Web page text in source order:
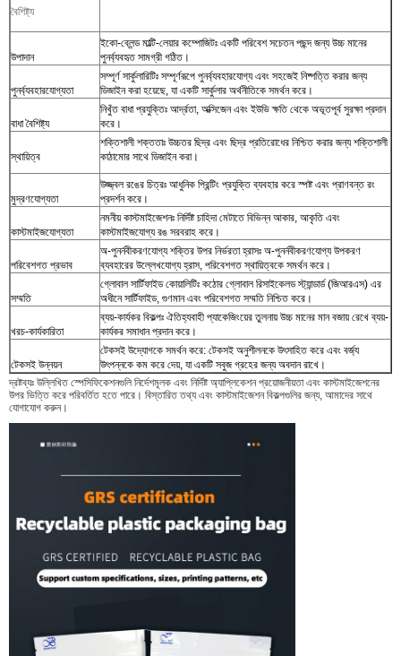
বৈশিষ্ট্য
উপাদান
ইকো-ব্লেন্ড মাল্টি-লেয়ার কম্পোজিটঃ একটি পরিবেশ সচেতন পছন্দ জন্য উচ্চ মানের
পুনর্ব্যবহৃত সামগ্রী গঠিত।
পুনর্ব্যবহারযোগ্যতা
সম্পূর্ণ সার্কুলারিটিঃ সম্পূর্ণরূপে পুনর্ব্যবহারযোগ্য এবং সহজেই নিষ্পত্তি করার জন্য
ডিজাইন করা হয়েছে, যা একটি সার্কুলার অর্থনীতিকে সমর্থন করে।
বাধা বৈশিষ্ট্য
নিখুঁত বাধা প্রযুক্তিঃ আর্দ্রতা, অক্সিজেন এবং ইউভি ক্ষতি থেকে অভূতপূর্ব সুরক্ষা প্রদান
করে।
স্থায়িত্ব
শক্তিশালী শক্ততাঃ উচ্চতর ছিদ্র এবং ছিদ্র প্রতিরোধের নিশ্চিত করার জন্য শক্তিশালী
কাঠামোর সাথে ডিজাইন করা।
মুদ্রণযোগ্যতা
উজ্জ্বল রঙের চিত্রঃ আধুনিক প্রিন্টিং প্রযুক্তি ব্যবহার করে স্পষ্ট এবং প্রাণবন্ত রং
প্রদর্শন করে।
কাস্টমাইজযোগ্যতা
নমনীয় কাস্টমাইজেশনঃ নির্দিষ্ট চাহিদা মেটাতে বিভিন্ন আকার, আকৃতি এবং
কাস্টমাইজযোগ্য রঙ সরবরাহ করে।
পরিবেশগত প্রভাব
অ-পুনর্নবীকরণযোগ্য শক্তির উপর নির্ভরতা হ্রাসঃ অ-পুনর্নবীকরণযোগ্য উপকরণ
ব্যবহারের উল্লেখযোগ্য হ্রাস, পরিবেশগত স্থায়িত্বকে সমর্থন করে।
সম্মতি
গ্লোবাল সার্টিফাইড কোয়ালিটিঃ কঠোর গ্লোবাল রিসাইকেলড স্ট্যান্ডার্ড (জিআরএস) এর
অধীনে সার্টিফাইড, গুণমান এবং পরিবেশগত সম্মতি নিশ্চিত করে।
খরচ-কার্যকারিতা
ব্যয়-কার্যকর বিকল্পঃ ঐতিহ্যবাহী প্যাকেজিংয়ের তুলনায় উচ্চ মানের মান বজায় রেখে ব্যয়-
কার্যকর সমাধান প্রদান করে।
টেকসই উন্নয়ন
টেকসই উদ্যোগকে সমর্থন করে: টেকসই অনুশীলনকে উৎসাহিত করে এবং বর্জ্য
উৎপন্নকে কম করে দেয়, যা একটি সবুজ গ্রহের জন্য অবদান রাখে।
দ্রষ্টব্যঃ উল্লিখিত স্পেসিফিকেশনগুলি নির্দেশমূলক এবং নির্দিষ্ট অ্যাপ্লিকেশন প্রয়োজনীয়তা এবং কাস্টমাইজেশনের
উপর ভিত্তি করে পরিবর্তিত হতে পারে। বিস্তারিত তথ্য এবং কাস্টমাইজেশন বিকল্পগুলির জন্য, আমাদের সাথে
যোগাযোগ করুন।